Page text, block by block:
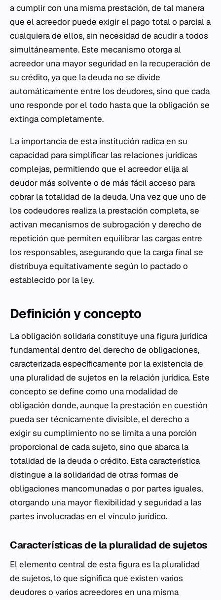
a cumplir con una misma prestación, de tal manera
que el acreedor puede exigir el pago total o parcial a
cualquiera de ellos, sin necesidad de acudir a todos
simultáneamente. Este mecanismo otorga al
acreedor una mayor seguridad en la recuperación de
su crédito, ya que la deuda no se divide
automáticamente entre los deudores, sino que cada
uno responde por el todo hasta que la obligación se
extinga completamente.
La importancia de esta institución radica en su
capacidad para simplificar las relaciones jurídicas
complejas, permitiendo que el acreedor elija al
deudor más solvente o de más fácil acceso para
cobrar la totalidad de la deuda. Una vez que uno de
los codeudores realiza la prestación completa, se
activan mecanismos de subrogación y derecho de
repetición que permiten equilibrar las cargas entre
los responsables, asegurando que la carga final se
distribuya equitativamente según lo pactado o
establecido por la ley.
Definición y concepto
La obligación solidaria constituye una figura jurídica
fundamental dentro del derecho de obligaciones,
caracterizada específicamente por la existencia de
una pluralidad de sujetos en la relación jurídica. Este
concepto se define como una modalidad de
obligación donde, aunque la prestación en cuestión
pueda ser técnicamente divisible, el derecho a
exigir su cumplimiento no se limita a una porción
proporcional de cada sujeto, sino que abarca la
totalidad de la deuda o crédito. Esta característica
distingue a la solidaridad de otras formas de
obligaciones mancomunadas o por partes iguales,
otorgando una mayor flexibilidad y seguridad a las
partes involucradas en el vínculo jurídico.
Características de la pluralidad de sujetos
El elemento central de esta figura es la pluralidad
de sujetos, lo que significa que existen varios
deudores o varios acreedores en una misma